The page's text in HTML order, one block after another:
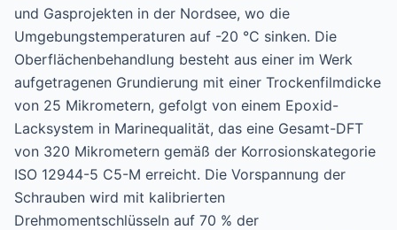
und Gasprojekten in der Nordsee, wo die
Umgebungstemperaturen auf -20 °C sinken. Die
Oberflächenbehandlung besteht aus einer im Werk
aufgetragenen Grundierung mit einer Trockenfilmdicke
von 25 Mikrometern, gefolgt von einem Epoxid-
Lacksystem in Marinequalität, das eine Gesamt-DFT
von 320 Mikrometern gemäß der Korrosionskategorie
ISO 12944-5 C5-M erreicht. Die Vorspannung der
Schrauben wird mit kalibrierten
Drehmomentschlüsseln auf 70 % der